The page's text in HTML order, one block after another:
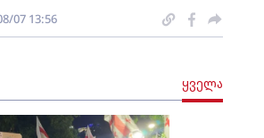
07 13:56
ყველა